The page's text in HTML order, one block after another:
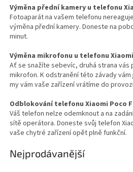
Výměna přední kamery u telefonu
Fotoaparát na vašem telefonu
výměna přední kamery. Doneste na
minut.
Výměna mikrofonu u telefonu
Ať se snažíte sebevíc, druhá strana
mikrofon. K odstranění této závady
my vám vaše zařízení vrátíme do
Odblokování telefonu Xiaomi Poco
Váš telefon nelze odemknout a na
sítě operátora. Doneste svůj telefon
vaše chytré zařízení opět plně funkční.
Nejprodávanější